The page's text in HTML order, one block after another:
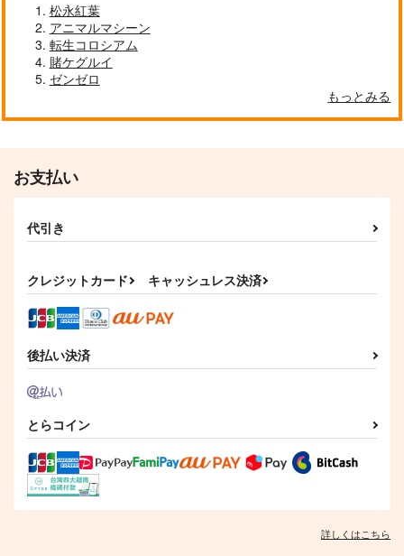
東方スライドキーホル
ダー 霧雨魔理沙
AbsoluteZero
990円（税込） 550円（税込）
AbsoluteZero
550円（税込）
東方クリアファイル
菅牧典６
AbsoluteZero
550円（税込）
東方クリアファイル
AbsoluteZero
東方クリアファイル
紅美鈴８
AbsoluteZero
サンプル
松永紅葉
アニマルマシーン
転生コロシアム
賭ケグルイ
ゼンゼロ
もっとみる
お支払い
代引き
クレジットカード キャッシュレス決済
後払い決済
とらコイン
詳しくはこちら